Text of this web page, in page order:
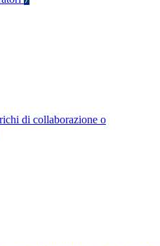
di collaborazione o